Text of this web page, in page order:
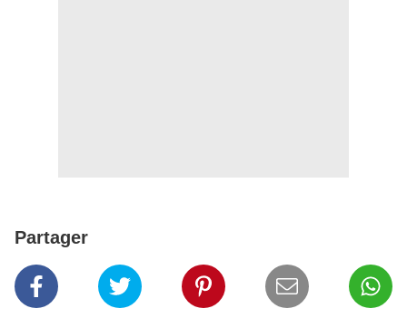
Partager